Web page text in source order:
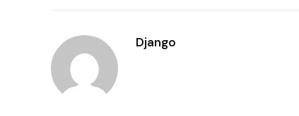
Django